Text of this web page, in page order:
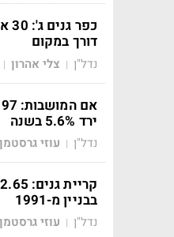
דורך במקום
נדל"ן | צלי אהרון |
ירד 5.6% בשנה
נדל"ן | עוזי גרסטמן
בבניין מ-1991
נדל"ן | עוזי גרסטמן